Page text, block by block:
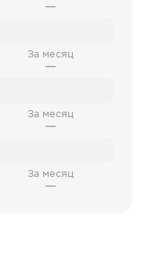
—
За месяц
—
За месяц
—
За месяц
—